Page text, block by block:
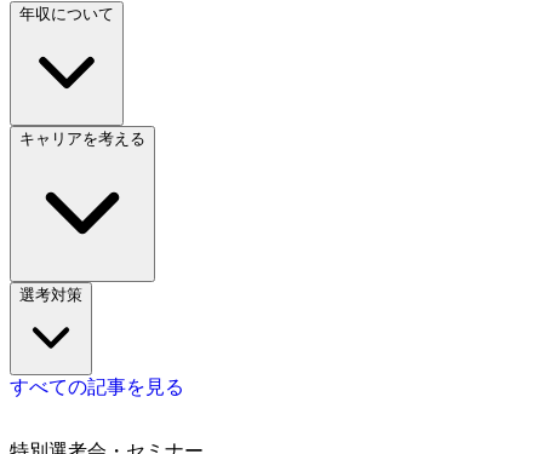
年収について
キャリアを考える
選考対策
すべての記事を見る